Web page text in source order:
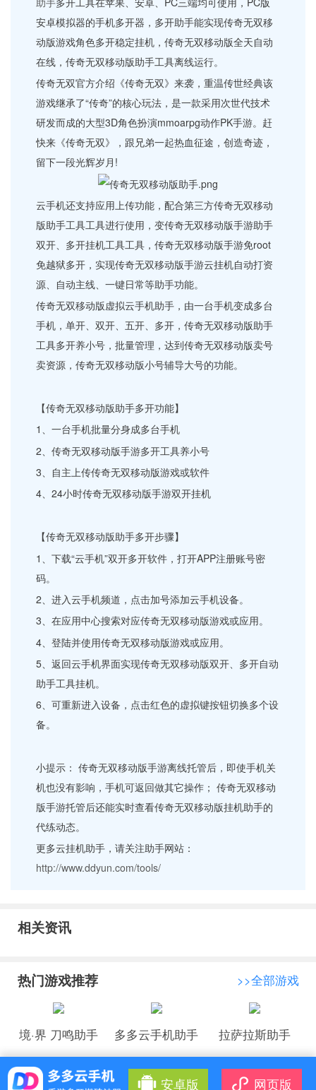
安卓模拟器的手机多开器，多开助手能实现传奇无双移
动版游戏角色多开稳定挂机，传奇无双移动版全天自动
在线，传奇无双移动版助手工具离线运行。
传奇无双官方介绍《传奇无双》来袭，重温传世经典该
游戏继承了“传奇”的核心玩法，是一款采用次世代技术
研发而成的大型3D角色扮演mmoarpg动作PK手游。赶
快来《传奇无双》，跟兄弟一起热血征途，创造奇迹，
留下一段光辉岁月!
云手机还支持应用上传功能，配合第三方传奇无双移动
版助手工具工具进行使用，变传奇无双移动版手游助手
双开、多开挂机工具工具，传奇无双移动版手游免root
免越狱多开，实现传奇无双移动版手游云挂机自动打资
源、自动主线、一键日常等助手功能。
传奇无双移动版虚拟云手机助手，由一台手机变成多台
手机，单开、双开、五开、多开，传奇无双移动版助手
工具多开养小号，批量管理，达到传奇无双移动版卖号
卖资源，传奇无双移动版小号辅导大号的功能。
【传奇无双移动版助手多开功能】
1、一台手机批量分身成多台手机
2、传奇无双移动版手游多开工具养小号
3、自主上传传奇无双移动版游戏或软件
4、24小时传奇无双移动版手游双开挂机
【传奇无双移动版助手多开步骤】
1、下载“云手机”双开多开软件，打开APP注册账号密
码。
2、进入云手机频道，点击加号添加云手机设备。
3、在应用中心搜索对应传奇无双移动版游戏或应用。
4、登陆并使用传奇无双移动版游戏或应用。
5、返回云手机界面实现传奇无双移动版双开、多开自动
助手工具挂机。
6、可重新进入设备，点击红色的虚拟键按钮切换多个设
备。
小提示： 传奇无双移动版手游离线托管后，即使手机关
机也没有影响，手机可返回做其它操作； 传奇无双移动
版手游托管后还能实时查看传奇无双移动版挂机助手的
代练动态。
更多云挂机助手，请关注助手网站：
http://www.ddyun.com/tools/
相关资讯
热门游戏推荐 >>全部游戏
境·界 刀鸣助手 多多云手机助手 拉萨拉斯助手
安卓版 网页版